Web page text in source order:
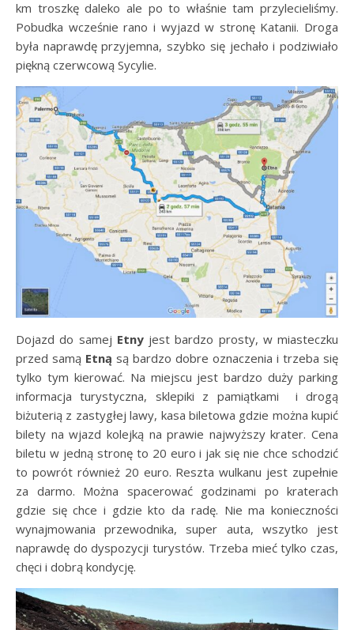
km troszkę daleko ale po to właśnie tam przylecieliśmy.
Pobudka wcześnie rano i wyjazd w stronę Katanii. Droga
była naprawdę przyjemna, szybko się jechało i podziwiało
piękną czerwcową Sycylie.
Dojazd do samej Etny jest bardzo prosty, w miasteczku
przed samą Etną są bardzo dobre oznaczenia i trzeba się
tylko tym kierować. Na miejscu jest bardzo duży parking
informacja turystyczna, sklepiki z pamiątkami i drogą
biżuterią z zastygłej lawy, kasa biletowa gdzie można kupić
bilety na wjazd kolejką na prawie najwyższy krater. Cena
biletu w jedną stronę to 20 euro i jak się nie chce schodzić
to powrót również 20 euro. Reszta wulkanu jest zupełnie
za darmo. Można spacerować godzinami po kraterach
gdzie się chce i gdzie kto da radę. Nie ma konieczności
wynajmowania przewodnika, super auta, wszytko jest
naprawdę do dyspozycji turystów. Trzeba mieć tylko czas,
chęci i dobrą kondycję.